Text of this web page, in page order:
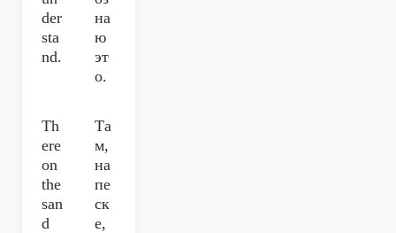
der
sta
nd.
на
ю
эт
о.
Th
ere
on
the
san
d
Та
м,
на
пе
ск
е,